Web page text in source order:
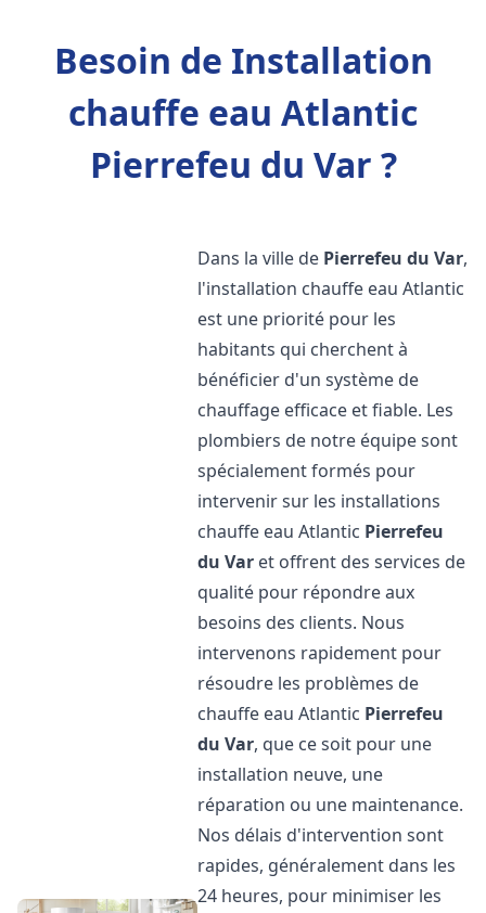
Besoin de Installation
chauffe eau Atlantic
Pierrefeu du Var ?
Dans la ville de Pierrefeu du Var,
l'installation chauffe eau Atlantic
est une priorité pour les
habitants qui cherchent à
bénéficier d'un système de
chauffage efficace et fiable. Les
plombiers de notre équipe sont
spécialement formés pour
intervenir sur les installations
chauffe eau Atlantic Pierrefeu
du Var et offrent des services de
qualité pour répondre aux
besoins des clients. Nous
intervenons rapidement pour
résoudre les problèmes de
chauffe eau Atlantic Pierrefeu
du Var, que ce soit pour une
installation neuve, une
réparation ou une maintenance.
Nos délais d'intervention sont
rapides, généralement dans les
24 heures, pour minimiser les